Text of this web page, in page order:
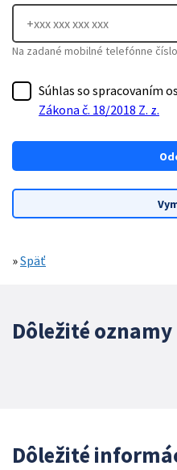
Na zadané mobilné telefónne
Súhlas so spracovaním
Zákona č. 18/2018 Z. z.
»Späť
Dôležité oznamy
Dôležité